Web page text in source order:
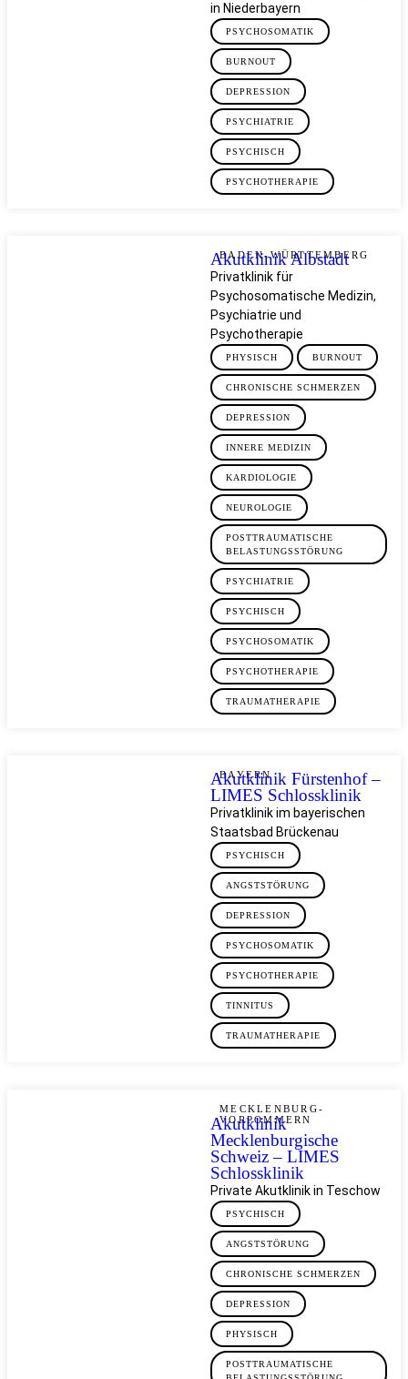
in Niederbayern
PSYCHOSOMATIK
BURNOUT
DEPRESSION
PSYCHIATRIE
PSYCHISCH
PSYCHOTHERAPIE
BADEN-WÜRTTEMBERG
Akutklinik Albstadt
Privatklinik für
Psychosomatische Medizin,
Psychiatrie und
Psychotherapie
PHYSISCH BURNOUT
CHRONISCHE SCHMERZEN
DEPRESSION
INNERE MEDIZIN
KARDIOLOGIE
NEUROLOGIE
POSTTRAUMATISCHE
BELASTUNGSSTÖRUNG
PSYCHIATRIE
PSYCHISCH
PSYCHOSOMATIK
PSYCHOTHERAPIE
TRAUMATHERAPIE
BAYERN
Akutklinik Fürstenhof –
LIMES Schlossklinik
Privatklinik im bayerischen
Staatsbad Brückenau
PSYCHISCH
ANGSTSTÖRUNG
DEPRESSION
PSYCHOSOMATIK
PSYCHOTHERAPIE
TINNITUS
TRAUMATHERAPIE
MECKLENBURG-
VORPOMMERN
Akutklinik
Mecklenburgische
Schweiz – LIMES
Schlossklinik
Private Akutklinik in Teschow
PSYCHISCH
ANGSTSTÖRUNG
CHRONISCHE SCHMERZEN
DEPRESSION
PHYSISCH
POSTTRAUMATISCHE